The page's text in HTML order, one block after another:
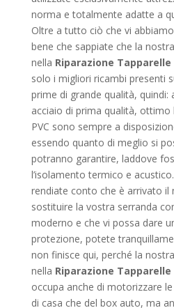
norma e totalmente adatte a
Oltre a tutto ciò che vi
bene che sappiate che la
nella Riparazione
solo i migliori ricambi presenti
prime di grande qualità, quindi:
acciaio di prima qualità,
PVC sono sempre a
essendo quanto di meglio si
potranno garantire, laddove
l’isolamento termico e
rendiate conto che è arrivato
sostituire la vostra serranda
moderno e che vi possa dare
protezione, potete
non finisce qui, perché la
nella Riparazione
occupa anche di motorizzare
di casa che del box auto, ma